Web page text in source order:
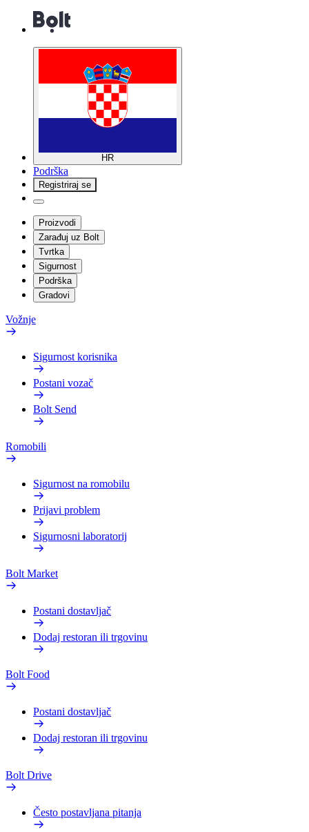
HR
Podrška
Registriraj se
Proizvodi
Zarađuj uz Bolt
Tvrtka
Sigurnost
Podrška
Gradovi
Vožnje
Sigurnost korisnika
Postani vozač
Bolt Send
Romobili
Sigurnost na romobilu
Prijavi problem
Sigurnosni laboratorij
Bolt Market
Postani dostavljač
Dodaj restoran ili trgovinu
Bolt Food
Postani dostavljač
Dodaj restoran ili trgovinu
Bolt Drive
Često postavljana pitanja